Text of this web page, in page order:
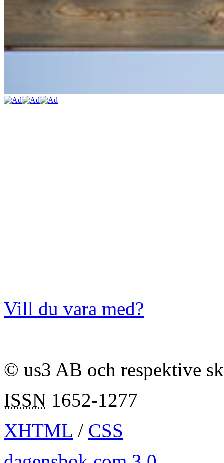
Vill du vara med?
© us3 AB och respektive
ISSN 1652-1277
XHTML / CSS